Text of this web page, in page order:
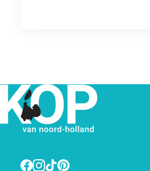
Facebook
Instagram
TikTokPinterest